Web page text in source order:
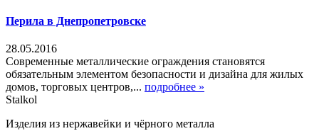
Перила в Днепропетровске
28.05.2016
Современные металлические ограждения становятся
обязательным элементом безопасности и дизайна для жилых
домов, торговых центров,... подробнее »
Stalkol
Изделия из нержавейки и чёрного металла